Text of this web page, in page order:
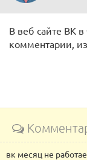
В веб сайте ВК
комментарии,
вк месяц не